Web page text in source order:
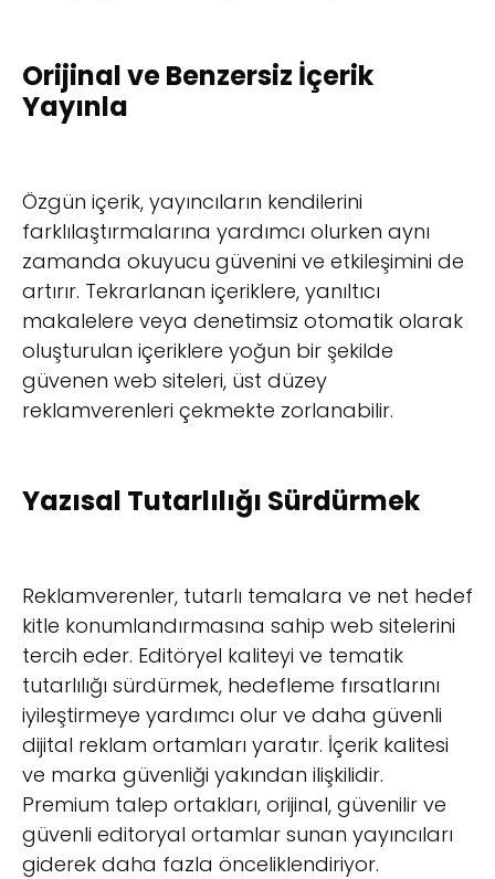
Orijinal ve Benzersiz İçerik
Yayınla
Özgün içerik, yayıncıların kendilerini
farklılaştırmalarına yardımcı olurken aynı
zamanda okuyucu güvenini ve etkileşimini de
artırır. Tekrarlanan içeriklere, yanıltıcı
makalelere veya denetimsiz otomatik olarak
oluşturulan içeriklere yoğun bir şekilde
güvenen web siteleri, üst düzey
reklamverenleri çekmekte zorlanabilir.
Yazısal Tutarlılığı Sürdürmek
Reklamverenler, tutarlı temalara ve net hedef
kitle konumlandırmasına sahip web sitelerini
tercih eder. Editöryel kaliteyi ve tematik
tutarlılığı sürdürmek, hedefleme fırsatlarını
iyileştirmeye yardımcı olur ve daha güvenli
dijital reklam ortamları yaratır. İçerik kalitesi
ve marka güvenliği yakından ilişkilidir.
Premium talep ortakları, orijinal, güvenilir ve
güvenli editoryal ortamlar sunan yayıncıları
giderek daha fazla önceliklendiriyor.